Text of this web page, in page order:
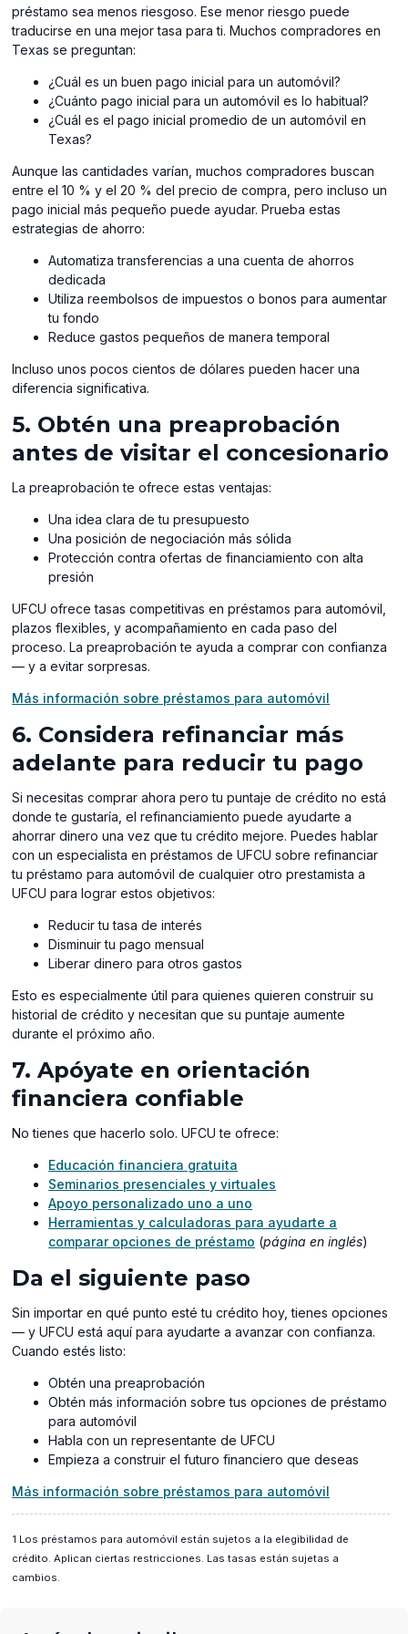
préstamo sea menos riesgoso. Ese menor riesgo puede
traducirse en una mejor tasa para ti. Muchos compradores en
Texas se preguntan:
¿Cuál es un buen pago inicial para un automóvil?
¿Cuánto pago inicial para un automóvil es lo habitual?
¿Cuál es el pago inicial promedio de un automóvil en
Texas?
Aunque las cantidades varían, muchos compradores buscan
entre el 10 % y el 20 % del precio de compra, pero incluso un
pago inicial más pequeño puede ayudar. Prueba estas
estrategias de ahorro:
Automatiza transferencias a una cuenta de ahorros
dedicada
Utiliza reembolsos de impuestos o bonos para aumentar
tu fondo
Reduce gastos pequeños de manera temporal
Incluso unos pocos cientos de dólares pueden hacer una
diferencia significativa.
5. Obtén una preaprobación
antes de visitar el concesionario
La preaprobación te ofrece estas ventajas:
Una idea clara de tu presupuesto
Una posición de negociación más sólida
Protección contra ofertas de financiamiento con alta
presión
UFCU ofrece tasas competitivas en préstamos para automóvil,
plazos flexibles, y acompañamiento en cada paso del
proceso. La preaprobación te ayuda a comprar con confianza
— y a evitar sorpresas.
Más información sobre préstamos para automóvil
6. Considera refinanciar más
adelante para reducir tu pago
Si necesitas comprar ahora pero tu puntaje de crédito no está
donde te gustaría, el refinanciamiento puede ayudarte a
ahorrar dinero una vez que tu crédito mejore. Puedes hablar
con un especialista en préstamos de UFCU sobre refinanciar
tu préstamo para automóvil de cualquier otro prestamista a
UFCU para lograr estos objetivos:
Reducir tu tasa de interés
⁠Disminuir tu pago mensual
Liberar dinero para otros gastos
Esto es especialmente útil para quienes quieren construir su
historial de crédito y necesitan que su puntaje aumente
durante el próximo año.
7. Apóyate en orientación
financiera confiable
No tienes que hacerlo solo. UFCU te ofrece:
Educación financiera gratuita
Seminarios presenciales y virtuales
Apoyo personalizado uno a uno
Herramientas y calculadoras para ayudarte a
comparar opciones de préstamo (página en inglés)
Da el siguiente paso
Sin importar en qué punto esté tu crédito hoy, tienes opciones
— y UFCU está aquí para ayudarte a avanzar con confianza.
Cuando estés listo:
Obtén una preaprobación
Obtén más información sobre tus opciones de préstamo
para automóvil
Habla con un representante de UFCU
Empieza a construir el futuro financiero que deseas
Más información sobre préstamos para automóvil
1 Los préstamos para automóvil están sujetos a la elegibilidad de
crédito. Aplican ciertas restricciones. Las tasas están sujetas a
cambios.